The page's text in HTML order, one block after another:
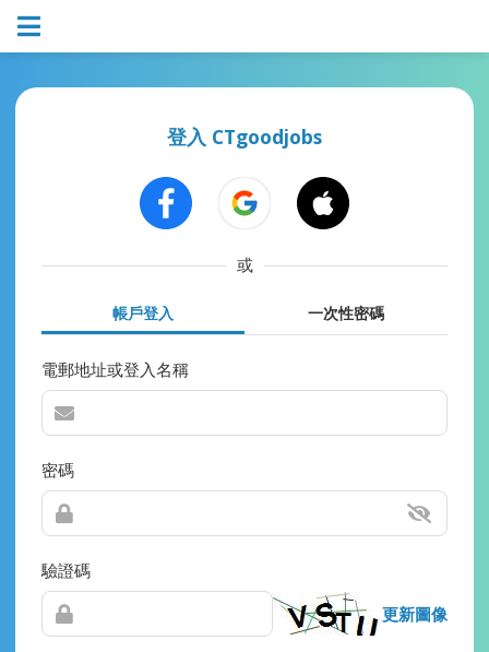
登入 CTgoodjobs
或
帳戶登入 一次性密碼
電郵地址或登入名稱
密碼
驗證碼
更新圖像